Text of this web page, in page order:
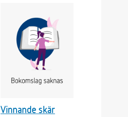
Vinnande skär